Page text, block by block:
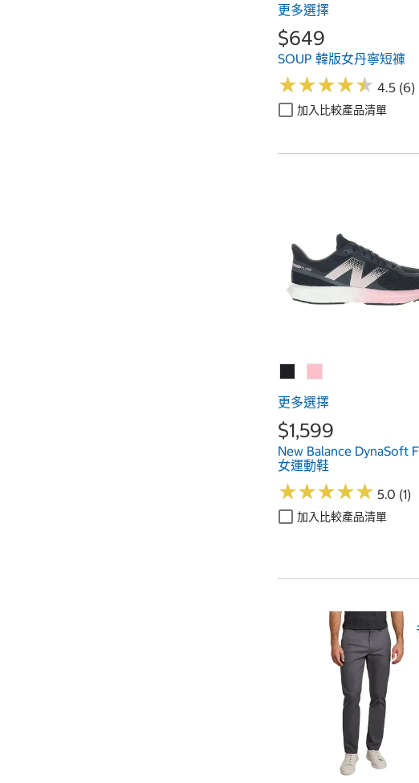
更多選擇
$649
SOUP 韓版女丹寧短褲
★★★★★
★★★★★ 4.5 (6)
加入比較產品清單
更多選擇
$1,599
New Balance DynaSoft
女運動鞋
★★★★★
★★★★★ 5.0 (1)
加入比較產品清單